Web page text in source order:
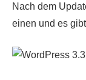
Nach dem
einen und es